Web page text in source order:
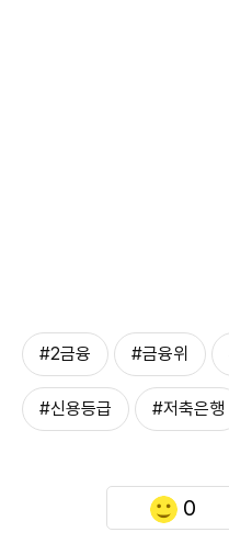
#2금융 #금융위
#신용등급 #저축은행
0